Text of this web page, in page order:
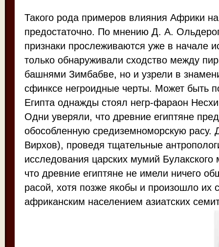
Такого рода примеров влияния Африки
предостаточно. По мнению Д. А.
признаки прослеживаются уже в начале
только обнаруживали сходство между
башнями Зимбабве, но и узрели в
сфинксе негроидные черты. Может быть
Египта однажды стоял негр-фараон
Одни уверяли, что древние египтяне
обособленную средиземноморскую расу.
Вирхов), проведя тщательные
исследования царских мумий Булакского
что древние египтяне не имели ничего
расой, хотя позже якобы и произошло
африканским населением азиатских